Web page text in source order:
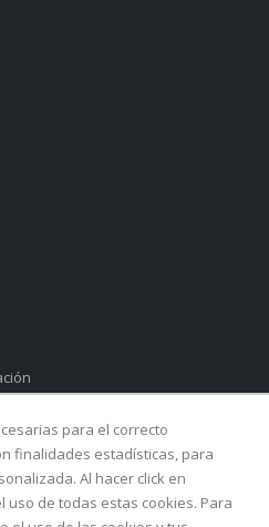
para el correcto
finalidades estadísticas, para
Al hacer click en
uso de todas estas cookies. Para